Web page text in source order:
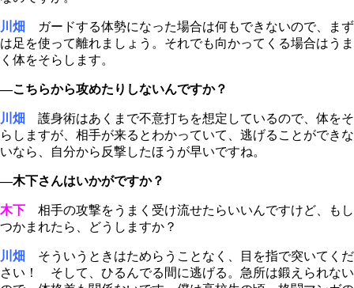
川畑
ガードする体勢になった場合は何もできないので、まず
は足を使って離れましょう。それでも向かってくる場合はうま
く体をそらします。
―こちらから攻めたりしないんですか？
川畑
護身術はあくまで不意打ちを想定しているので、体をそ
らしますが、相手が来るとわかっていて、逃げることができな
いなら、自分から反撃したほうが早いですね。
―木下さんはいかがですか？
木下 相手の攻撃をうまく受け流せたらいいんですけど、もし
つかまれたら、どうしますか？
川畑
そういうときはためらうことなく、目を指で突いてくだ
さい！ そして、ひるんでる間に逃げる。急所は鍛えられない